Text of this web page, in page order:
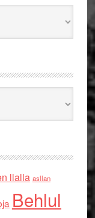
llalla asllan
Behlul